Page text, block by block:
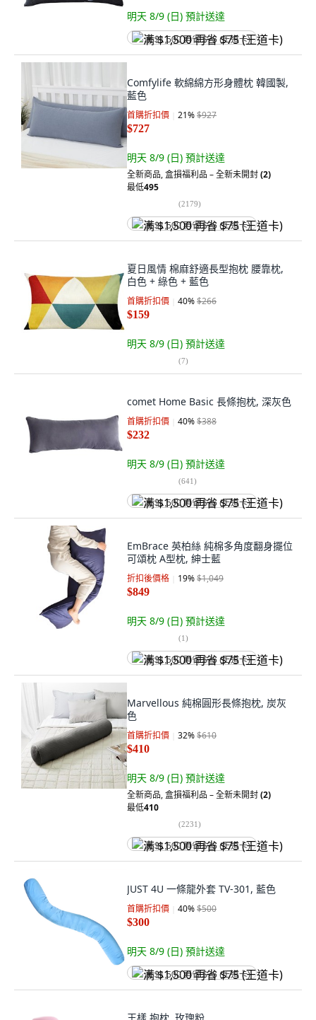
明天 8/9 (日) 預計送達
满 $1,500 再省 $75 (王道卡)
Comfylife 軟綿綿方形身體枕 韓國製,
藍色
首購折扣價 21%$927
$727
明天 8/9 (日) 預計送達
全新商品,盒損福利品 – 全新未開封(2)
最低495
(2179)
满 $1,500 再省 $75 (王道卡)
夏日風情 棉麻舒適長型抱枕 腰靠枕,
白色 + 綠色 + 藍色
首購折扣價 40%$266
$159
明天 8/9 (日) 預計送達
(7)
comet Home Basic 長條抱枕, 深灰色
首購折扣價 40%$388
$232
明天 8/9 (日) 預計送達
(641)
满 $1,500 再省 $75 (王道卡)
EmBrace 英柏絲 純棉多角度翻身擺位
可頌枕 A型枕, 紳士藍
折扣後價格 19%$1,049
$849
明天 8/9 (日) 預計送達
(1)
满 $1,500 再省 $75 (王道卡)
Marvellous 純棉圓形長條抱枕, 炭灰
色
首購折扣價 32%$610
$410
明天 8/9 (日) 預計送達
全新商品,盒損福利品 – 全新未開封(2)
最低410
(2231)
满 $1,500 再省 $75 (王道卡)
JUST 4U 一條龍外套 TV-301, 藍色
首購折扣價 40%$500
$300
明天 8/9 (日) 預計送達
满 $1,500 再省 $75 (王道卡)